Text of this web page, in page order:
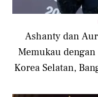
Ashanty dan
Memukau
Korea Selatan,